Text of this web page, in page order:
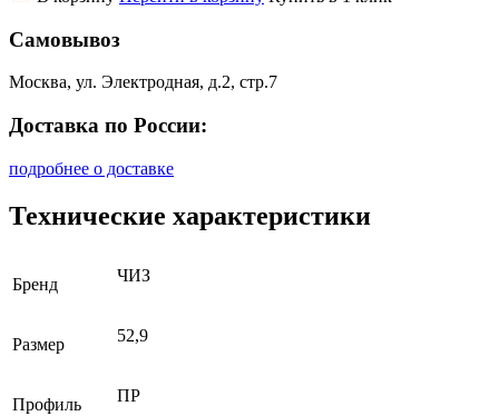
Самовывоз
Москва, ул. Электродная, д.2, стр.7
Доставка по России:
подробнее о доставке
Технические характеристики
Бренд ЧИЗ
Размер 52,9
Профиль ПР